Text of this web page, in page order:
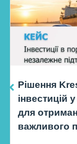
Рішення
інвестицій
для
важливого